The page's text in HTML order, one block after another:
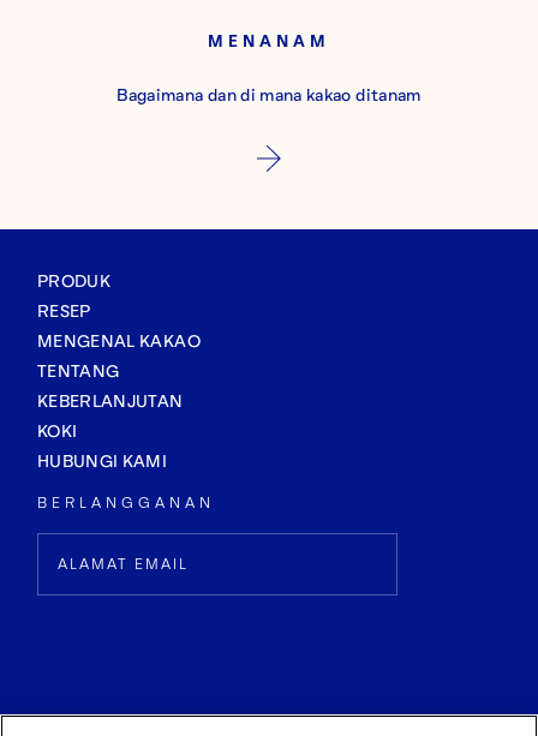
MENANAM
Bagaimana dan di mana kakao ditanam
PRODUK
RESEP
MENGENAL KAKAO
TENTANG
KEBERLANJUTAN
KOKI
HUBUNGI KAMI
BERLANGGANAN